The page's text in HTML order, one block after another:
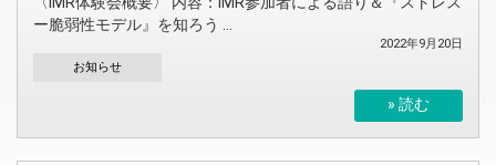
ー脆弱性モデル』を知ろう ...
2022年9月20日
お知らせ
» 読む